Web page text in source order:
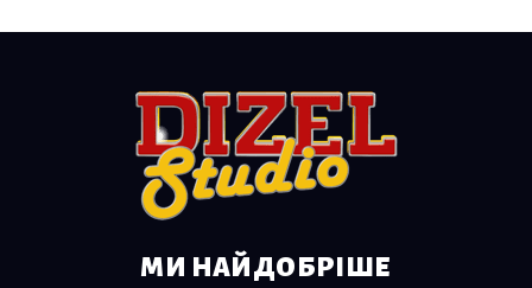
МИ НАЙДОБРІШЕ